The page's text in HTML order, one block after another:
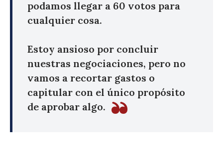
podamos llegar a 60 votos para
cualquier cosa.
Estoy ansioso por concluir
nuestras negociaciones, pero no
vamos a recortar gastos o
capitular con el único propósito
de aprobar algo.